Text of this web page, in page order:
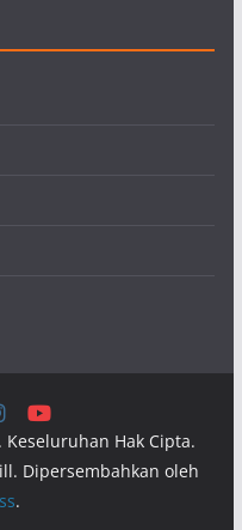
. Keseluruhan Hak Cipta.
Dipersembahkan oleh
.